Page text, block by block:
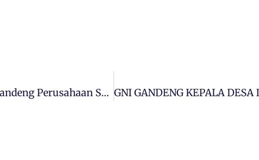
Politeknik Tridaya Virtu Morosi Gandeng Perusahaan Smelter Dalam Upaya Penyerapan Lulusan Sarjana Terapan